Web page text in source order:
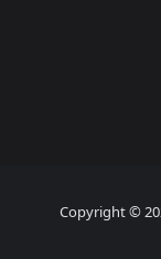
Copyright ©